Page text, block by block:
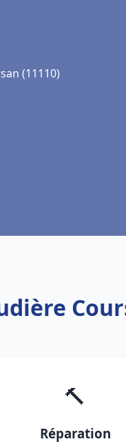
(11110)
🔨
Réparation